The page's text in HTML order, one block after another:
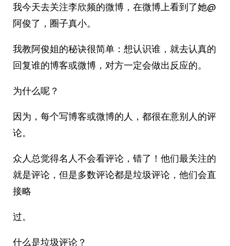
我今天去关注李欣频的微博，在微博上看到了她@
阿俊了，圈子真小。
我教阿俊姐的秘诀很简单：想认识谁，就去认真的
回复谁的博客或微博，对方一定会做出反应的。
为什么呢？
因为，每个写博客或微博的人，都很在意别人的评
论。
众人总觉得名人不会看评论，错了！他们最关注的
就是评论，但是多数评论都是垃圾评论，他们会直
接略
过。
什么是垃圾评论？